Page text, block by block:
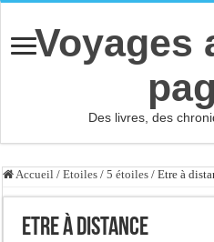
Voyages
Des livres, des
Accueil / Etoiles / 5 étoiles / Etre à
Etre à distance